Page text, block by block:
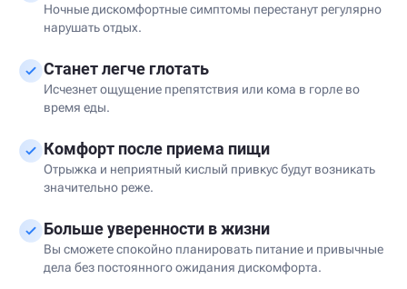
Ночные дискомфортные симптомы перестанут регулярно
нарушать отдых.
Станет легче глотать
Исчезнет ощущение препятствия или кома в горле во
время еды.
Комфорт после приема пищи
Отрыжка и неприятный кислый привкус будут возникать
значительно реже.
Больше уверенности в жизни
Вы сможете спокойно планировать питание и привычные
дела без постоянного ожидания дискомфорта.